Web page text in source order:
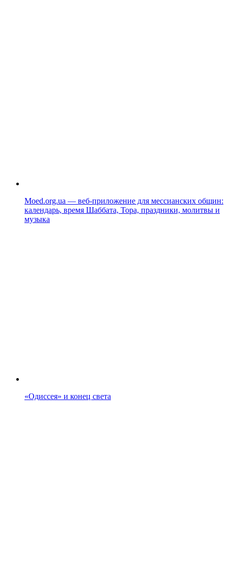
Moed.org.ua — веб-приложение для мессианских общин:
календарь, время Шаббата, Тора, праздники, молитвы и
музыка
«Одиссея» и конец света